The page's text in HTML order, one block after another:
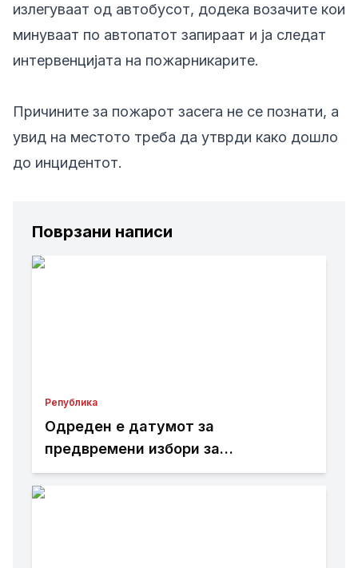
излегуваат од автобусот, додека возачите кои
минуваат по автопатот запираат и ја следат
интервенцијата на пожарникарите.
Причините за пожарот засега не се познати, а
увид на местото треба да утврди како дошло
до инцидентот.
Поврзани написи
Република
Одреден е датумот за
предвремени избори за
градоначалник на Општина